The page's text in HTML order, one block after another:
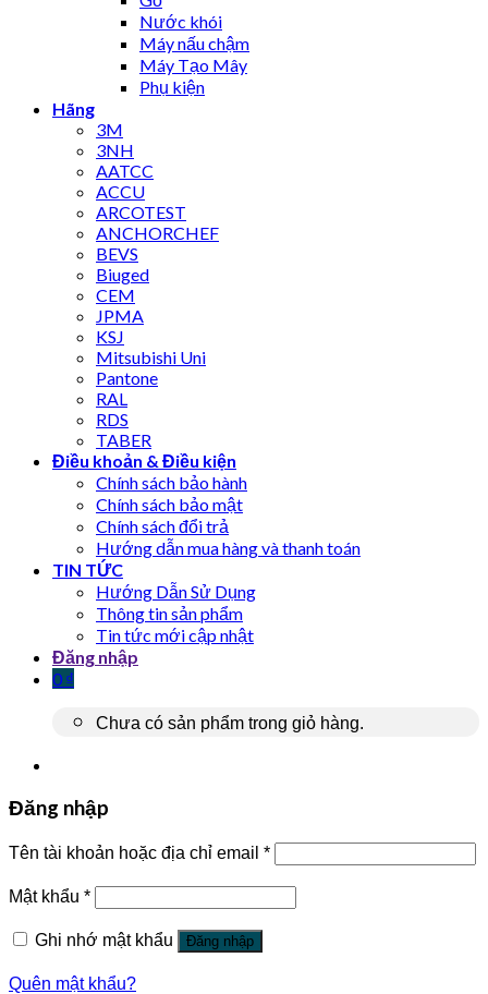
Nước khói
Máy nấu chậm
Máy Tạo Mây
Phụ kiện
Hãng
3M
3NH
AATCC
ACCU
ARCOTEST
ANCHORCHEF
BEVS
Biuged
CEM
JPMA
KSJ
Mitsubishi Uni
Pantone
RAL
RDS
TABER
Điều khoản & Điều kiện
Chính sách bảo hành
Chính sách bảo mật
Chính sách đổi trả
Hướng dẫn mua hàng và thanh toán
TIN TỨC
Hướng Dẫn Sử Dụng
Thông tin sản phẩm
Tin tức mới cập nhật
Đăng nhập
0 ₫
Chưa có sản phẩm trong giỏ hàng.
Đăng nhập
Tên tài khoản hoặc địa chỉ email *
Mật khẩu *
Ghi nhớ mật khẩu Đăng nhập
Quên mật khẩu?